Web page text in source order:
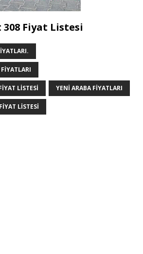
Fiyat Listesi
LISTESI YENI ARABA FIYATLARI
LISTESI